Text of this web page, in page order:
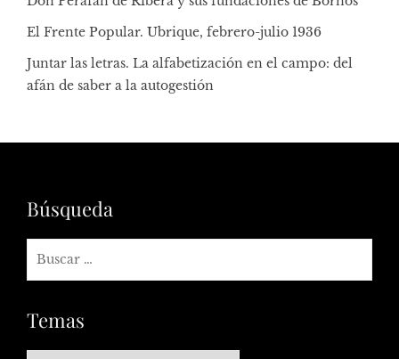
El Frente Popular. Ubrique, febrero-julio 1936
Juntar las letras. La alfabetización en el campo: del
afán de saber a la autogestión
Búsqueda
Temas